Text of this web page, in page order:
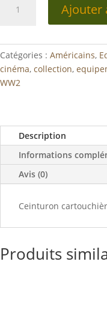
Ajouter
Catégories : Américains,
cinéma, collection,
WW2
Description
Informations
Avis (0)
Ceinturon
Produits